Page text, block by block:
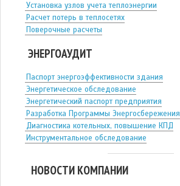
Установка узлов учета теплоэнергии
Расчет потерь в теплосетях
Поверочные расчеты
ЭНЕРГОАУДИТ
Паспорт энергоэффективности здания
Энергетическое обследование
Энергетический паспорт предприятия
Разработка Программы Энергосбережения
Диагностика котельных, повышение КПД
Инструментальное обследование
НОВОСТИ КОМПАНИИ